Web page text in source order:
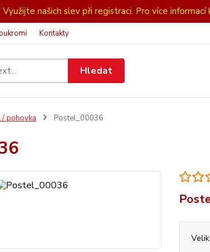
našich slev při registraci. Pro více informací
Kontakty
Hledat
pohovka Postel_00036